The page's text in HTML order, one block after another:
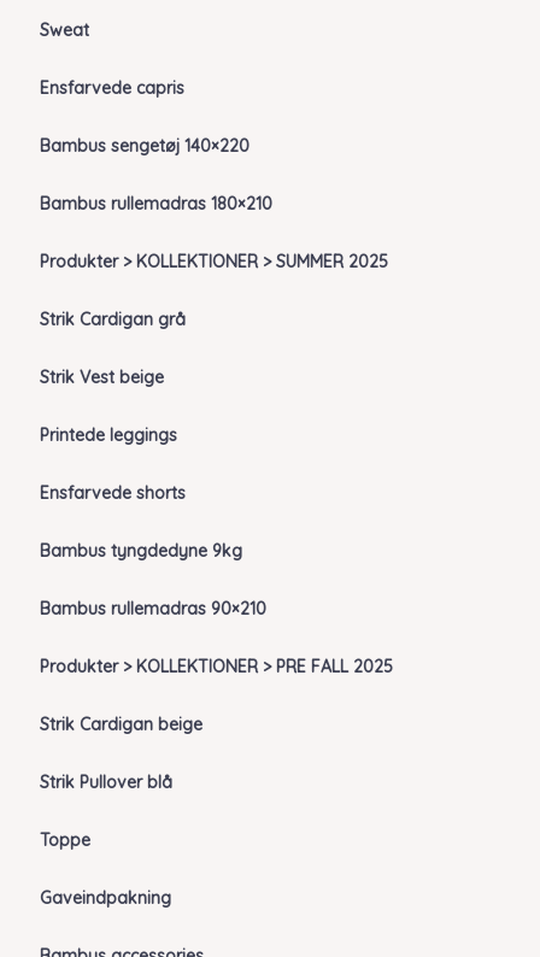
Sweat
Ensfarvede capris
Bambus sengetøj 140×220
Bambus rullemadras 180×210
Produkter > KOLLEKTIONER > SUMMER 2025
Strik Cardigan grå
Strik Vest beige
Printede leggings
Ensfarvede shorts
Bambus tyngdedyne 9kg
Bambus rullemadras 90×210
Produkter > KOLLEKTIONER > PRE FALL 2025
Strik Cardigan beige
Strik Pullover blå
Toppe
Gaveindpakning